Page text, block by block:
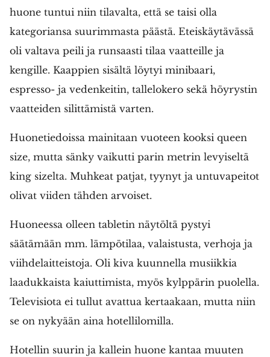
huone tuntui niin tilavalta, että se taisi olla
kategoriansa suurimmasta päästä. Eteiskäytävässä
oli valtava peili ja runsaasti tilaa vaatteille ja
kengille. Kaappien sisältä löytyi minibaari,
espresso- ja vedenkeitin, tallelokero sekä höyrystin
vaatteiden silittämistä varten.
Huonetiedoissa mainitaan vuoteen kooksi queen
size, mutta sänky vaikutti parin metrin levyiseltä
king sizelta. Muhkeat patjat, tyynyt ja untuvapeitot
olivat viiden tähden arvoiset.
Huoneessa olleen tabletin näytöltä pystyi
säätämään mm. lämpötilaa, valaistusta, verhoja ja
viihdelaitteistoja. Oli kiva kuunnella musiikkia
laadukkaista kaiuttimista, myös kylppärin puolella.
Televisiota ei tullut avattua kertaakaan, mutta niin
se on nykyään aina hotellilomilla.
Hotellin suurin ja kallein huone kantaa muuten